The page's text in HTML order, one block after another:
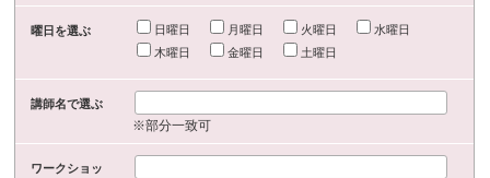
曜日を選ぶ 日曜日 月曜日 火曜日
水曜日
木曜日
金曜日 土曜日
講師名で選ぶ
※部分一致可
ワークショッ